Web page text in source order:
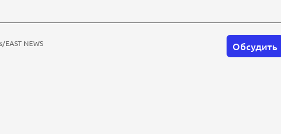
Обсудить
NEWS